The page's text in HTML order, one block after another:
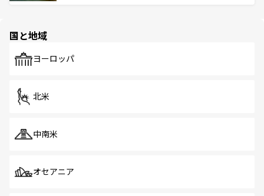
で、ホーカーズは地元の風情を楽しめる外せないスポット
国と地域
ヨーロッパ
北米
中南米
オセアニア